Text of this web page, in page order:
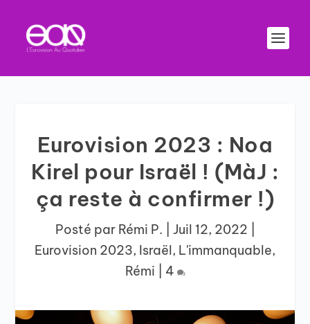
Eurovision 2023 : Noa
Kirel pour Israël ! (MàJ :
ça reste à confirmer !)
Posté par Rémi P. Juil 12, 2022
Eurovision 2023, Israël, L'immanquable,
Rémi
4